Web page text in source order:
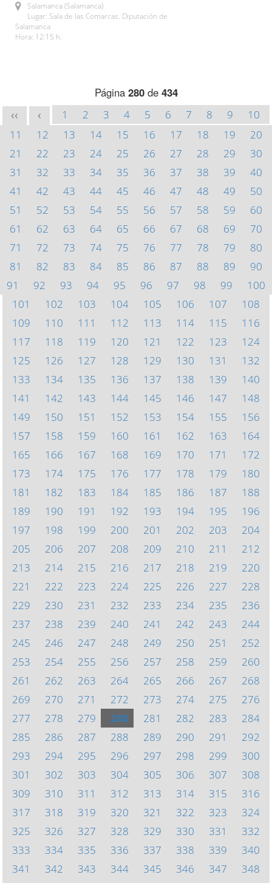
Salamanca (Salamanca)
Lugar: Sala de las Comarcas. Diputación de
Salamanca
Hora: 12:15 h.
Página 280de 434
<< < 1 2 3 4 5 6 7 8 9
10
11
12 13 14 15 16 17 18 19
20
21
22 23 24 25 26 27 28 29
30
31
32 33 34 35 36 37 38 39
40
41
42 43 44 45 46 47 48 49
50
51
52 53 54 55 56 57 58 59
60
61
62 63 64 65 66 67 68 69
70
71
72 73 74 75 76 77 78 79
80
81
82 83 84 85 86 87 88 89
90
91
92 93 94 95 96 97 98 99
100
101
102 103 104 105 106 107
108
109
110 111 112 113 114 115
116
117
118 119 120 121 122 123
124
125
126 127 128 129 130 131
132
133
134 135 136 137 138 139
140
141
142 143 144 145 146 147
148
149
150 151 152 153 154 155
156
157
158 159 160 161 162 163
164
165
166 167 168 169 170 171
172
173
174 175 176 177 178 179
180
181
182 183 184 185 186 187
188
189
190 191 192 193 194 195
196
197
198 199 200 201 202 203
204
205
206 207 208 209 210 211
212
213
214 215 216 217 218 219
220
221
222 223 224 225 226 227
228
229
230 231 232 233 234 235
236
237
238 239 240 241 242 243
244
245
246 247 248 249 250 251
252
253
254 255 256 257 258 259
260
261
262 263 264 265 266 267
268
269
270 271 272 273 274 275
276
277
278 279 280 281 282 283
284
285
286 287 288 289 290 291
292
293
294 295 296 297 298 299
300
301
302 303 304 305 306 307
308
309
310 311 312 313 314 315
316
317
318 319 320 321 322 323
324
325
326 327 328 329 330 331
332
333
334 335 336 337 338 339
340
341
342 343 344 345 346 347
348